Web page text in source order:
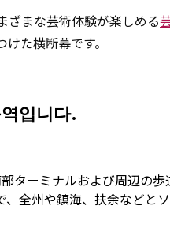
ざまな芸術体験が楽しめる
た横断幕です。
입니다.
部ターミナルおよび周辺の歩
全州や鎮海、扶余などと